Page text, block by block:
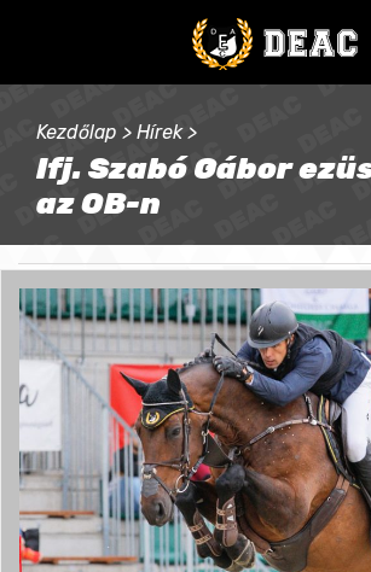
Kezdőlap > Hírek >
Ifj. Szabó Gábor
az OB-n